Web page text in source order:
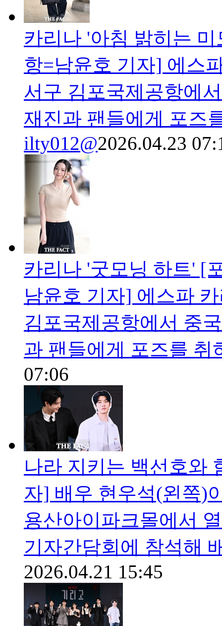
카리나 '아침 밝히는
항=남윤호 기자] 에스
서구 김포국제공항에
재진과 팬들에게 포즈
ilty012@2026.04.23
카리나 '굿모닝 하트' [
남윤호 기자] 에스파
김포국제공항에서 중
과 팬들에게 포즈를 취
07:06
나라 지키는 백선호와
자] 배우 현우석(왼쪽)
용산아이파크몰에서
기자간담회에 참석해
2026.04.21 15:45